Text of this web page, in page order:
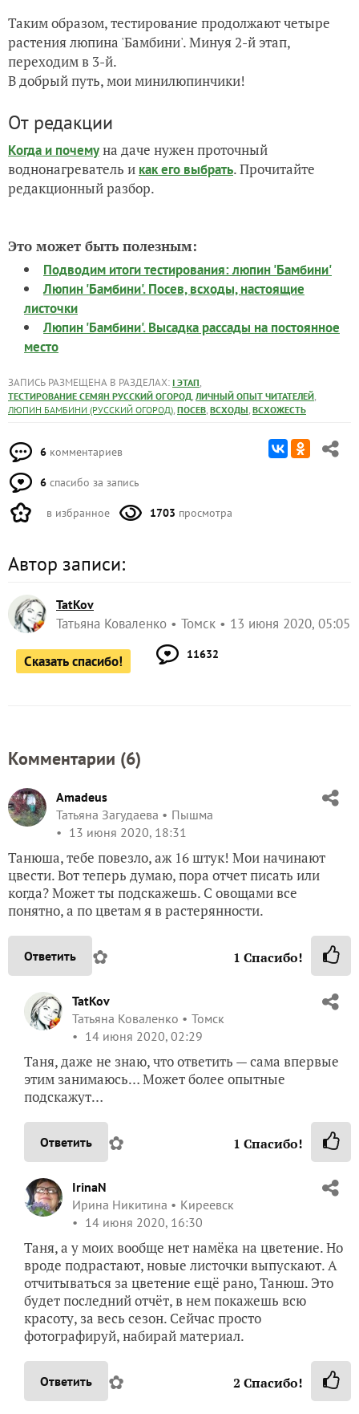
Таким образом, тестирование продолжают четыре
растения люпина 'Бамбини'. Минуя 2-й этап,
переходим в 3-й.
В добрый путь, мои минилюпинчики!
От редакции
Когда и почемуна даче нужен проточный
воднонагреватель и как его выбрать. Прочитайте
редакционный разбор.
Это может быть полезным:
Подводим итоги тестирования: люпин 'Бамбини'
Люпин 'Бамбини'. Посев, всходы, настоящие
листочки
Люпин 'Бамбини'. Высадка рассады на постоянное
место
ЗАПИСЬ РАЗМЕЩЕНА В РАЗДЕЛАХ: I ЭТАП,
ТЕСТИРОВАНИЕ СЕМЯН РУССКИЙ ОГОРОД, ЛИЧНЫЙ ОПЫТ ЧИТАТЕЛЕЙ,
ЛЮПИН БАМБИНИ (РУССКИЙ ОГОРОД), ПОСЕВ, ВСХОДЫ, ВСХОЖЕСТЬ
6 комментариев
6 спасибо за запись
в избранное 1703 просмотра
Автор записи:
TatKov
Татьяна Коваленко Томск 13 июня 2020, 05:05
Сказать спасибо! 11632
Комментарии (6)
Amadeus
Татьяна Загудаева
Пышма
13 июня 2020, 18:31
Танюша, тебе повезло, аж 16 штук! Мои начинают
цвести. Вот теперь думаю, пора отчет писать или
когда? Может ты подскажешь. С овощами все
понятно, а по цветам я в растерянности.
Ответить ✿ 1 Спасибо!
TatKov
Татьяна Коваленко
Томск
14 июня 2020, 02:29
Таня, даже не знаю, что ответить — сама впервые
этим занимаюсь… Может более опытные
подскажут…
Ответить ✿ 1 Спасибо!
IrinaN
Ирина Никитина
Киреевск
14 июня 2020, 16:30
Таня, а у моих вообще нет намёка на цветение. Но
вроде подрастают, новые листочки выпускают. А
отчитываться за цветение ещё рано, Танюш. Это
будет последний отчёт, в нем покажешь всю
красоту, за весь сезон. Сейчас просто
фотографируй, набирай материал.
Ответить ✿ 2 Спасибо!